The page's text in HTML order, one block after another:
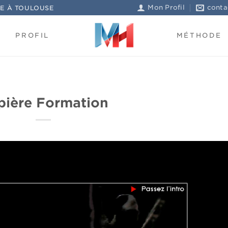
À TOULOUSE Mon Profil
PROFIL MÉTHODE
Formation